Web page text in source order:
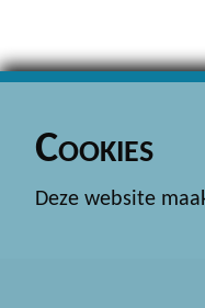
Cookies
Deze website